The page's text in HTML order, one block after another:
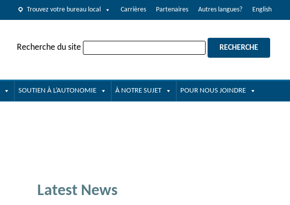
Trouvez votre bureau local Carrières Partenaires Autres langues? English
Recherche du site
SOUTIEN À L’AUTONOMIE À NOTRE SUJET POUR NOUS JOINDRE
Latest News